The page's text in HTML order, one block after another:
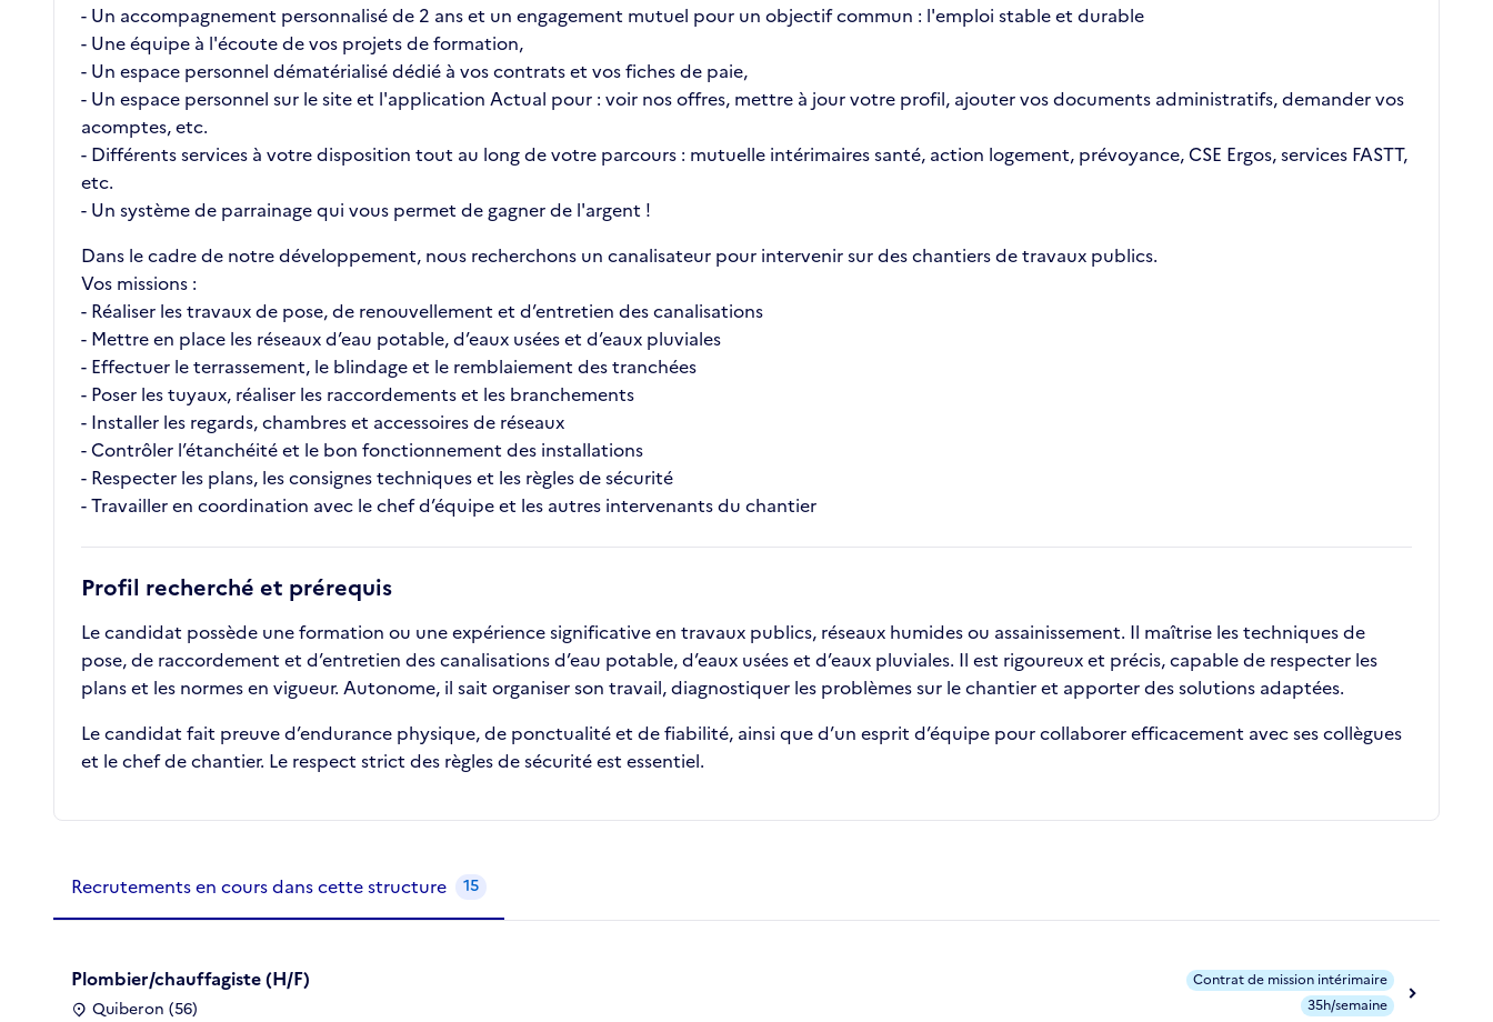
- Un accompagnement personnalisé de 2 ans et un engagement mutuel pour un objectif commun : l'emploi stable et durable
- Une équipe à l'écoute de vos projets de formation,
- Un espace personnel dématérialisé dédié à vos contrats et vos fiches de paie,
- Un espace personnel sur le site et l'application Actual pour : voir nos offres, mettre à jour votre profil, ajouter vos documents administratifs, demander vos
acomptes, etc.
- Différents services à votre disposition tout au long de votre parcours : mutuelle intérimaires santé, action logement, prévoyance, CSE Ergos, services FASTT,
etc.
- Un système de parrainage qui vous permet de gagner de l'argent !
Dans le cadre de notre développement, nous recherchons un canalisateur pour intervenir sur des chantiers de travaux publics.
Vos missions :
- Réaliser les travaux de pose, de renouvellement et d’entretien des canalisations
- Mettre en place les réseaux d’eau potable, d’eaux usées et d’eaux pluviales
- Effectuer le terrassement, le blindage et le remblaiement des tranchées
- Poser les tuyaux, réaliser les raccordements et les branchements
- Installer les regards, chambres et accessoires de réseaux
- Contrôler l’étanchéité et le bon fonctionnement des installations
- Respecter les plans, les consignes techniques et les règles de sécurité
- Travailler en coordination avec le chef d’équipe et les autres intervenants du chantier
Profil recherché et prérequis
Le candidat possède une formation ou une expérience significative en travaux publics, réseaux humides ou assainissement. Il maîtrise les techniques de
pose, de raccordement et d’entretien des canalisations d’eau potable, d’eaux usées et d’eaux pluviales. Il est rigoureux et précis, capable de respecter les
plans et les normes en vigueur. Autonome, il sait organiser son travail, diagnostiquer les problèmes sur le chantier et apporter des solutions adaptées.
Le candidat fait preuve d’endurance physique, de ponctualité et de fiabilité, ainsi que d’un esprit d’équipe pour collaborer efficacement avec ses collègues
et le chef de chantier. Le respect strict des règles de sécurité est essentiel.
Recrutements de la structure
Recrutements en cours dans cette structure 15
Plombier/chauffagiste (H/F)
Quiberon (56)
Contrat de mission intérimaire
35h/semaine